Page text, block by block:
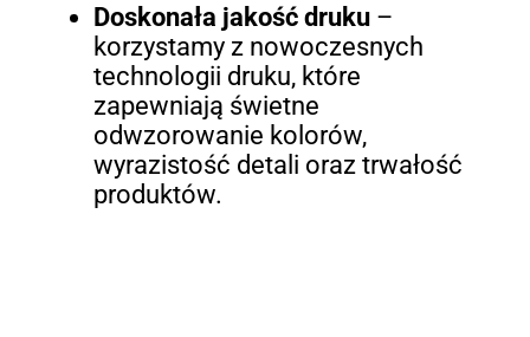
Doskonała jakość druku–
korzystamy z nowoczesnych
technologii druku, które
zapewniają świetne
odwzorowanie kolorów,
wyrazistość detali oraz trwałość
produktów.